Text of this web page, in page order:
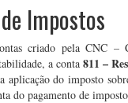
Impostos
criado pela CNC –
a conta811 –
aplicação do imposto
do pagamento de